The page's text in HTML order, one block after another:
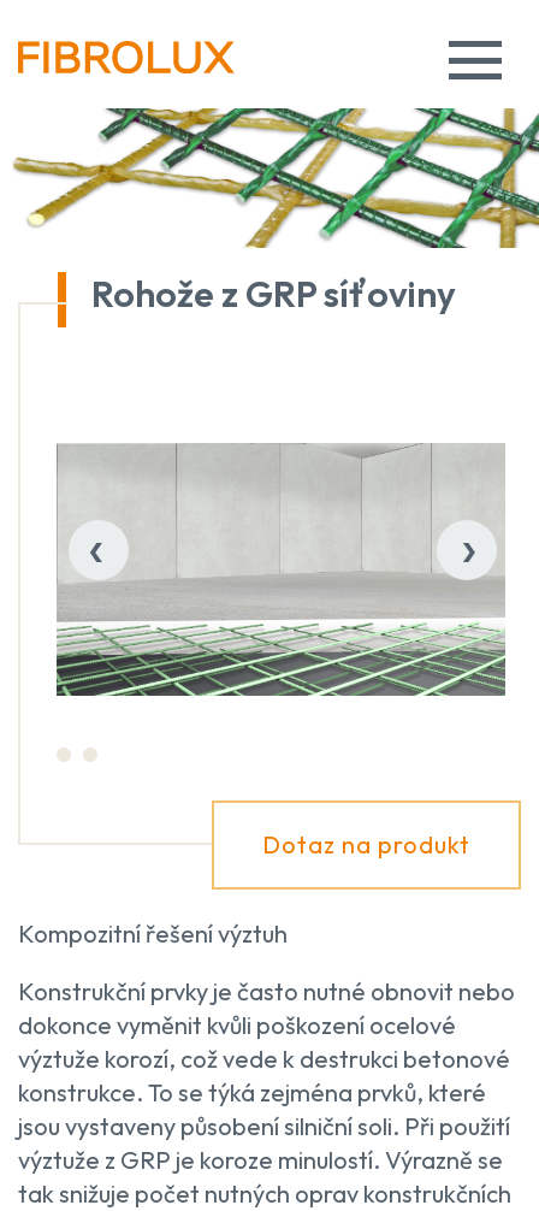
‹ ›
Dotaz na produkt
Rohože z GRP síťoviny
Kompozitní řešení výztuh
Konstrukční prvky je často nutné obnovit nebo
dokonce vyměnit kvůli poškození ocelové
výztuže korozí, což vede k destrukci betonové
konstrukce. To se týká zejména prvků, které
jsou vystaveny působení silniční soli. Při použití
výztuže z GRP je koroze minulostí. Výrazně se
tak snižuje počet nutných oprav konstrukčních